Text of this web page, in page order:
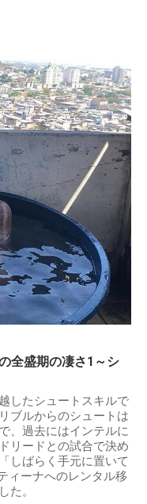
全盛期の凄さ1～シ
したシュートスキルで
ブルからのシュートは
、過去にはインテルに
リードとの試合で決め
しばらく手元に置いて
ィーナへのレンタル移
た。